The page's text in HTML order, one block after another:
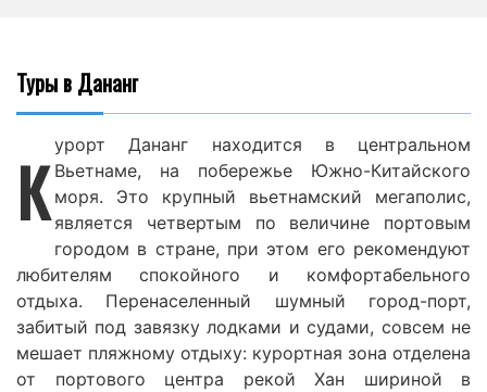
Туры в Дананг
К урорт Дананг находится в центральном
Вьетнаме, на побережье Южно-Китайского
моря. Это крупный вьетнамский мегаполис,
является четвертым по величине портовым
городом в стране, при этом его рекомендуют
любителям спокойного и комфортабельного
отдыха. Перенаселенный шумный город-порт,
забитый под завязку лодками и судами, совсем не
мешает пляжному отдыху: курортная зона отделена
от портового центра рекой Хан шириной в